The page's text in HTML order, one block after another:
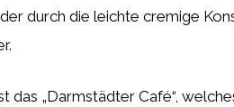
durch die leichte cremige
das „Darmstädter Café“,